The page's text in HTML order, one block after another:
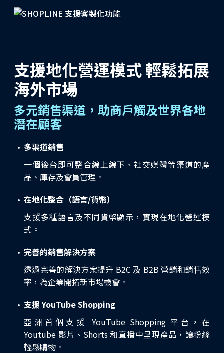
支援地化營運模式 輕鬆拓展
海外市場
多元銷售渠道，助商戶觸及世界各地
潛在顧客
多渠道銷售
一個後台即可整合線上線下、社交媒體等渠道的產
品、庫存及會員管理。
在地化整合（語言/貨幣）
支援多種語言及不同貨幣顯示，實現在地化營運模
式。
完善的銷售解決方案
透過完善的解決方案提升 B2C 及 B2B 營銷和銷售效
率，為企業開拓新市場機會。
支援 YouTube Shopping
亞洲首個支援 YouTube Shopping 平台，在
Youtube 影片、Shorts 和直播中呈現產品，讓粉絲
輕鬆購物。